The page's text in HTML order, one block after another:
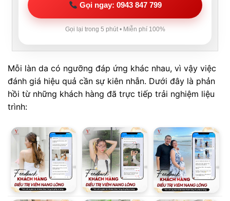
Gọi ngay: 0943 847 799
Gọi lại trong 5 phút • Miễn phí 100%
Mỗi làn da có ngưỡng đáp ứng khác nhau, vì vậy việc
đánh giá hiệu quả cần sự kiên nhẫn. Dưới đây là phản
hồi từ những khách hàng đã trực tiếp trải nghiệm liệu
trình: